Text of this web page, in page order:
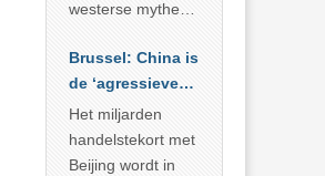
… >> lees meer
westerse mythe of
realiteit in China?
Brussel: China is
de ‘agressieve
schuldige’
Het miljarden
handelstekort met
Beijing wordt in